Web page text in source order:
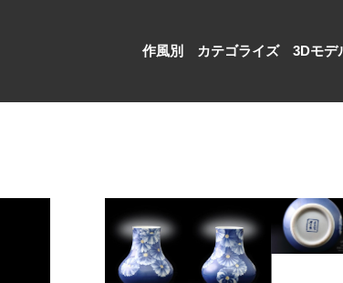
作風別 カテゴライズ 3Dモデ